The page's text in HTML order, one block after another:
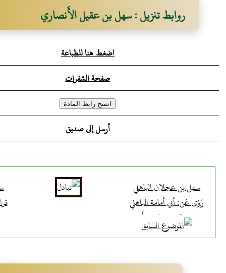
روابط تنزيل : سهل بن عقيل الأَنصاري
اضغط هنا للطباعة
صفحة الشفرات
أرسل إلى صديق
سهل بن عجلان الباهلي
رَوَى عَن: أبي أمامة الباهلي
رَوَى عَنه: رجاء بن أَبي
سلمة